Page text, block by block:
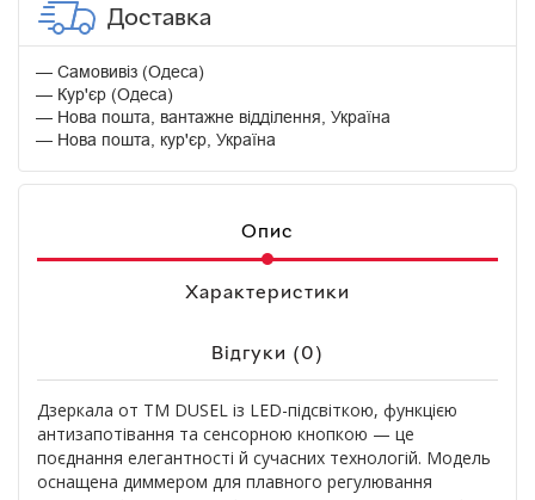
Доставка
Самовивіз (Одеса)
Кур'єр (Одеса)
Нова пошта, вантажне відділення, Україна
Нова пошта, кур'єр, Україна
Опис
Характеристики
Відгуки (0)
Дзеркала от ТМ DUSEL із LED-підсвіткою, функцією
антизапотівання та сенсорною кнопкою — це
поєднання елегантності й сучасних технологій. Модель
оснащена диммером для плавного регулювання